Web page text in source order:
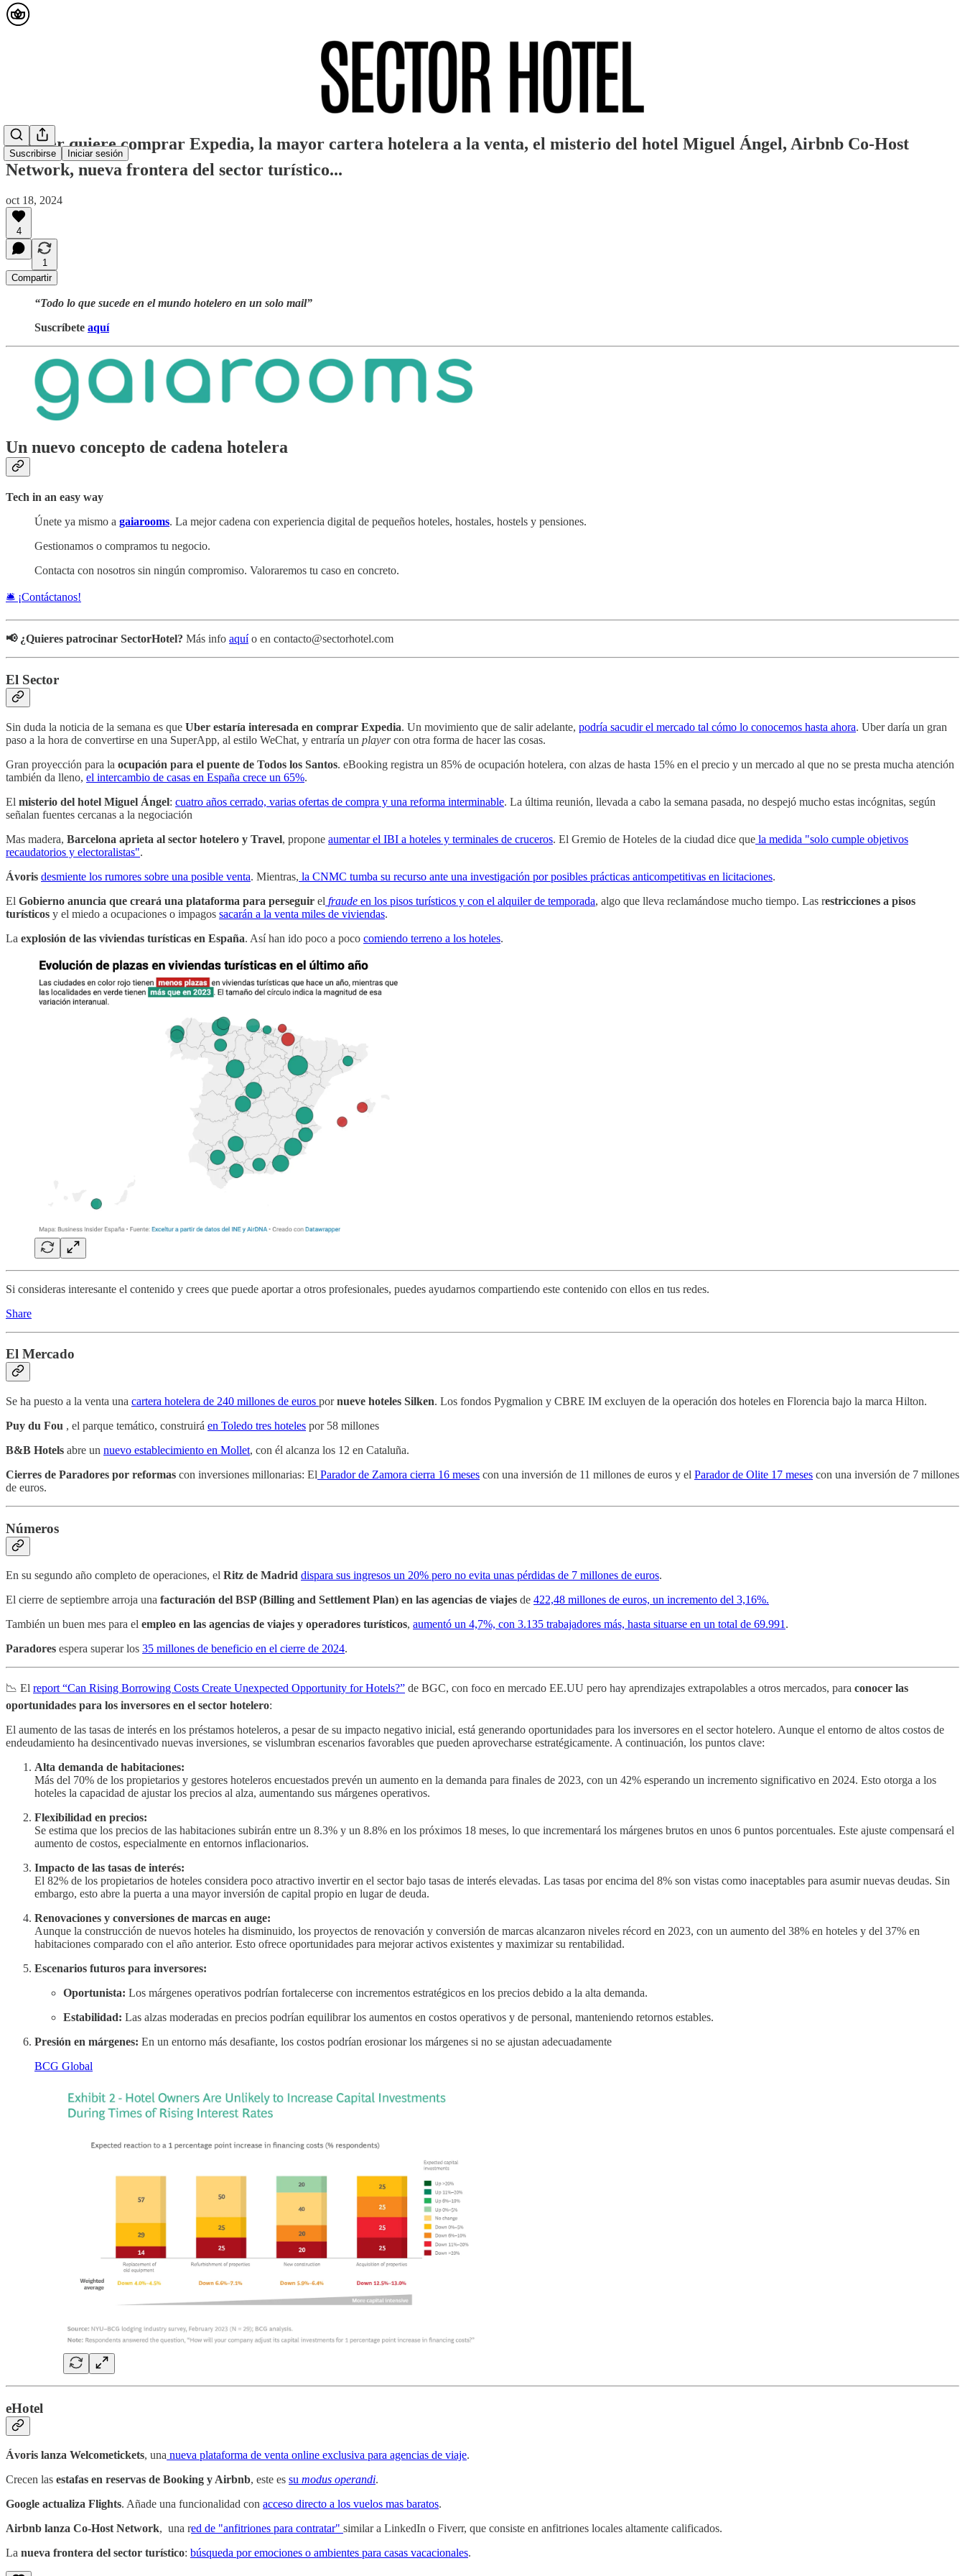
Suscribirse Iniciar sesión
🟡 Uber quiere comprar Expedia, la mayor cartera hotelera a la venta, el misterio del hotel Miguel Ángel, Airbnb Co-Host
Network, nueva frontera del sector turístico...
oct 18, 2024
4
1
Compartir
“Todo lo que sucede en el mundo hotelero en un solo mail”
Suscríbete aquí
Un nuevo concepto de cadena hotelera
Tech in an easy way
Únete ya mismo a gaiarooms. La mejor cadena con experiencia digital de pequeños hoteles, hostales, hostels y pensiones.
Gestionamos o compramos tu negocio.
Contacta con nosotros sin ningún compromiso. Valoraremos tu caso en concreto.
🛎️ ¡Contáctanos!
📢 ¿Quieres patrocinar SectorHotel? Más info aquío en contacto@sectorhotel.com
El Sector
Sin duda la noticia de la semana es que Uber estaría interesada en comprar Expedia. Un movimiento que de salir adelante, podría sacudir el mercado tal cómo lo conocemos hasta ahora. Uber daría un gran
paso a la hora de convertirse en una SuperApp, al estilo WeChat, y entraría un playercon otra forma de hacer las cosas.
Gran proyección para la ocupación para el puente de Todos los Santos. eBooking registra un 85% de ocupación hotelera, con alzas de hasta 15% en el precio y un mercado al que no se presta mucha atención
también da lleno, el intercambio de casas en España crece un 65%.
El misterio del hotel Miguel Ángel: cuatro años cerrado, varias ofertas de compra y una reforma interminable. La última reunión, llevada a cabo la semana pasada, no despejó mucho estas incógnitas, según
señalan fuentes cercanas a la negociación
Mas madera, Barcelona aprieta al sector hotelero y Travel, propone aumentar el IBI a hoteles y terminales de cruceros. El Gremio de Hoteles de la ciudad dice que la medida "solo cumple objetivos
recaudatorios y electoralistas".
Ávoris desmiente los rumores sobre una posible venta. Mientras, la CNMC tumba su recurso ante una investigación por posibles prácticas anticompetitivas en licitaciones.
El Gobierno anuncia que creará una plataforma para perseguir el fraude en los pisos turísticos y con el alquiler de temporada, algo que lleva reclamándose mucho tiempo. Las restricciones a pisos
turísticos y el miedo a ocupaciones o impagos sacarán a la venta miles de viviendas.
La explosión de las viviendas turísticas en España. Así han ido poco a poco comiendo terreno a los hoteles.
Si consideras interesante el contenido y crees que puede aportar a otros profesionales, puedes ayudarnos compartiendo este contenido con ellos en tus redes.
Share
El Mercado
Se ha puesto a la venta una cartera hotelera de 240 millones de euros pornueve hoteles Silken. Los fondos Pygmalion y CBRE IM excluyen de la operación dos hoteles en Florencia bajo la marca Hilton.
Puy du Fou , el parque temático, construirá en Toledo tres hoteles por 58 millones
B&B Hotels abre un nuevo establecimiento en Mollet, con él alcanza los 12 en Cataluña.
Cierres de Paradores por reformas con inversiones millonarias: El Parador de Zamora cierra 16 meses con una inversión de 11 millones de euros y el Parador de Olite 17 meses con una inversión de 7 millones
de euros.
Números
En su segundo año completo de operaciones, el Ritz de Madrid dispara sus ingresos un 20% pero no evita unas pérdidas de 7 millones de euros.
El cierre de septiembre arroja una facturación del BSP (Billing and Settlement Plan) en las agencias de viajes de 422,48 millones de euros, un incremento del 3,16%.
También un buen mes para el empleo en las agencias de viajes y operadores turísticos, aumentó un 4,7%, con 3.135 trabajadores más, hasta situarse en un total de 69.991 .
Paradores espera superar los 35 millones de beneficio en el cierre de 2024.
📉 El report “Can Rising Borrowing Costs Create Unexpected Opportunity for Hotels?” de BGC, con foco en mercado EE.UU pero hay aprendizajes extrapolables a otros mercados, para conocer las
oportunidades para los inversores en el sector hotelero:
El aumento de las tasas de interés en los préstamos hoteleros, a pesar de su impacto negativo inicial, está generando oportunidades para los inversores en el sector hotelero. Aunque el entorno de altos costos de
endeudamiento ha desincentivado nuevas inversiones, se vislumbran escenarios favorables que pueden aprovecharse estratégicamente. A continuación, los puntos clave:
Alta demanda de habitaciones:
Más del 70% de los propietarios y gestores hoteleros encuestados prevén un aumento en la demanda para finales de 2023, con un 42% esperando un incremento significativo en 2024​. Esto otorga a los
hoteles la capacidad de ajustar los precios al alza, aumentando sus márgenes operativos.
Flexibilidad en precios:
Se estima que los precios de las habitaciones subirán entre un 8.3% y un 8.8% en los próximos 18 meses, lo que incrementará los márgenes brutos en unos 6 puntos porcentuales​. Este ajuste compensará el
aumento de costos, especialmente en entornos inflacionarios.
Impacto de las tasas de interés:
El 82% de los propietarios de hoteles considera poco atractivo invertir en el sector bajo tasas de interés elevadas. Las tasas por encima del 8% son vistas como inaceptables para asumir nuevas deudas​. Sin
embargo, esto abre la puerta a una mayor inversión de capital propio en lugar de deuda.
Renovaciones y conversiones de marcas en auge:
Aunque la construcción de nuevos hoteles ha disminuido, los proyectos de renovación y conversión de marcas alcanzaron niveles récord en 2023, con un aumento del 38% en hoteles y del 37% en
habitaciones comparado con el año anterior​. Esto ofrece oportunidades para mejorar activos existentes y maximizar su rentabilidad.
Escenarios futuros para inversores:
Oportunista: Los márgenes operativos podrían fortalecerse con incrementos estratégicos en los precios debido a la alta demanda.
Estabilidad: Las alzas moderadas en precios podrían equilibrar los aumentos en costos operativos y de personal, manteniendo retornos estables.
Presión en márgenes: En un entorno más desafiante, los costos podrían erosionar los márgenes si no se ajustan adecuadamente​
BCG Global
eHotel
Ávoris lanza Welcometickets, una nueva plataforma de venta online exclusiva para agencias de viaje.
Crecen las estafas en reservas de Booking y Airbnb, este es su modus operandi.
Google actualiza Flights. Añade una funcionalidad con acceso directo a los vuelos mas baratos.
Airbnb lanza Co-Host Network, una red de "anfitriones para contratar" similar a LinkedIn o Fiverr, que consiste en anfitriones locales altamente calificados.
La nueva frontera del sector turístico: búsqueda por emociones o ambientes para casas vacacionales.